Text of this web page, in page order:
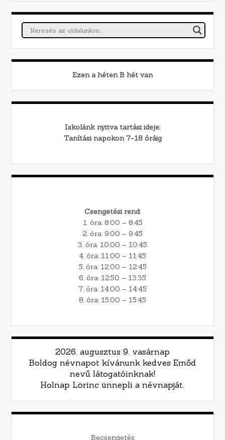
Ezen a héten B hét van
Iskolánk nyitva tartási ideje:
Tanítási napokon 7-18 óráig
Csengetési rend:
1. óra: 8:00 – 8:45
2. óra: 9:00 – 9:45
3. óra: 10:00 – 10:45
4. óra: 11:00 – 11:45
5. óra: 12:00 – 12:45
6. óra: 12:50 – 13:35
7. óra: 14:00 – 14:45
8. óra: 15:00 – 15:45
2026. augusztus 9. vasárnap
Boldog névnapot kívánunk kedves Emőd
nevű látogatóinknak!
Holnap Lörinc ünnepli a névnapját.
Becsengetés